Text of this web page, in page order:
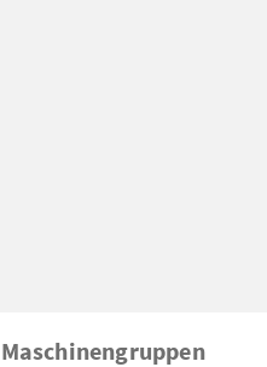
Maschinengruppen